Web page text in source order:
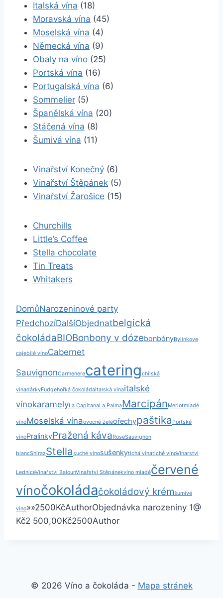
Italská vína (18)
Moravská vína (45)
Moselská vína (4)
Německá vína (9)
Obaly na víno (25)
Portská vína (16)
Portugalská vína (6)
Sommelier (5)
Španělská vína (20)
Stáčená vína (8)
Šumivá vína (11)
Vinařství Konečný (6)
Vinařství Štěpánek (5)
Vinařství Žarošice (15)
Churchills
Little’s Coffee
Stella chocolate
Tin Treats
Whitakers
DomůNarozeninové party
PředchozíDalšíObjednatbelgická
čokoládaBIOBonbony v dózebonbónyBylinkove
cajebílé vínoCabernet
SauvignonCarmenerecateringchilská
vínadárkyFudgehořká čokoládaitalská vínaitalské
vínokaramelyLa CapitanaLa PalmaMarcipánMerlotmladé
vínoMoselská vínaovocné želéořechypaštika Portské
vínoPralinkyPražená kávaRoseSauvignon
blancShirazStellasuché vínosušenkytichá vínatiché vínoVinarstvi
LedniceVinařství BalounVinařství Stěpánekvíno mladéčervené
vínočokoládačokoládový krémšumivé
víno»»2500KčAuthorObjednávka narozeniny 1@
Kč2 500,00Kč2500Author
© 2026 Víno a čokoláda - Mapa stránek